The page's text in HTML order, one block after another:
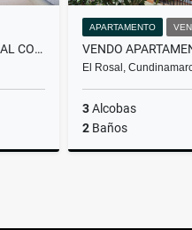
VENDO APTO OIKOS PALMA REAL COMPLETAMENTE TERMINADO
APARTAMENTO
El Rosal,
3Alcobas
2Baños